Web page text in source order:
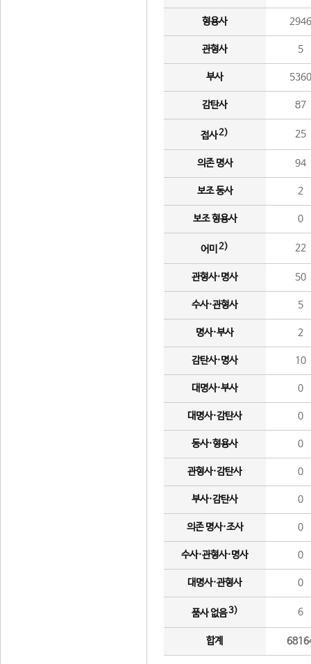
형용사 2946
관형사 5
부사 5360
감탄사 87
접사2) 25
의존 명사 94
보조 동사 2
보조 형용사 0
어미 2) 22
관형사·명사 50
수사·관형사 5
명사·부사 2
감탄사·명사 10
대명사·부사 0
대명사·감탄사 0
동사·형용사 0
관형사·감탄사 0
부사·감탄사 0
의존 명사·조사 0
수사·관형사·명사 0
대명사·관형사 0
품사 없음3) 6
합계